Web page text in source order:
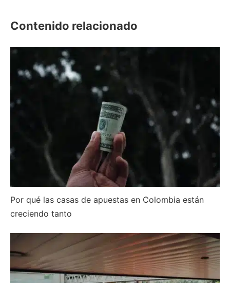
Contenido relacionado
Por qué las casas de apuestas en Colombia están
creciendo tanto